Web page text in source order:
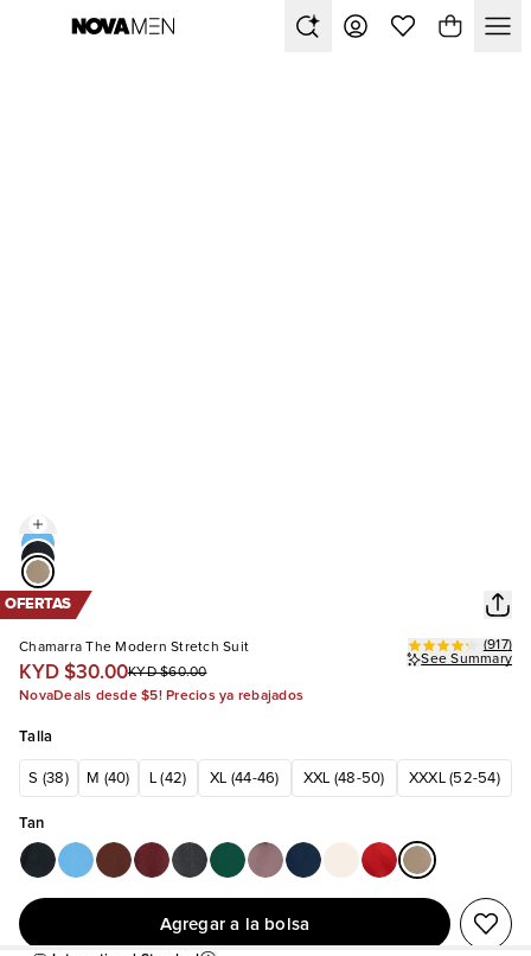
OFERTAS
Chamarra The Modern Stretch Suit
KYD $30.00KYD $60.00
(917)
See Summary
NovaDeals desde $5! Precios ya rebajados
Talla
S (38) M (40) L (42) XL (44-46) XXL (48-50) XXXL (52-54)
Tan
Agregar a la bolsa